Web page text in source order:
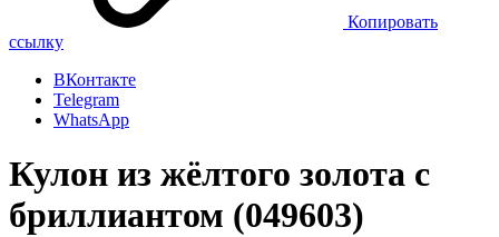
Копировать
ссылку
ВКонтакте
Telegram
WhatsApp
Кулон из жёлтого золота с
бриллиантом (049603)